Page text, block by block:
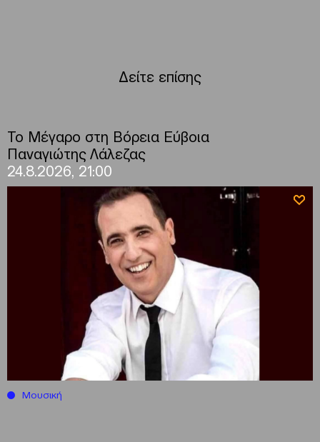
Δείτε επίσης
Το Μέγαρο στη Βόρεια Εύβοια
Παναγιώτης Λάλεζας
24.8.2026, 21:00
Μουσική